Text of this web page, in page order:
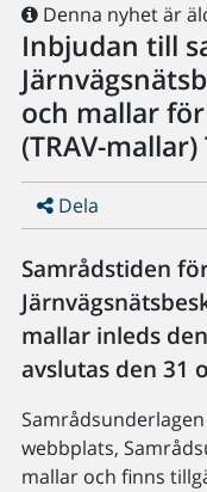
Denna nyhet är
Inbjudan till
och mallar
(TRAV-mallar)
Dela
Samrådstiden
mallar inleds
avslutas den 31
webbplats,
mallar och finns